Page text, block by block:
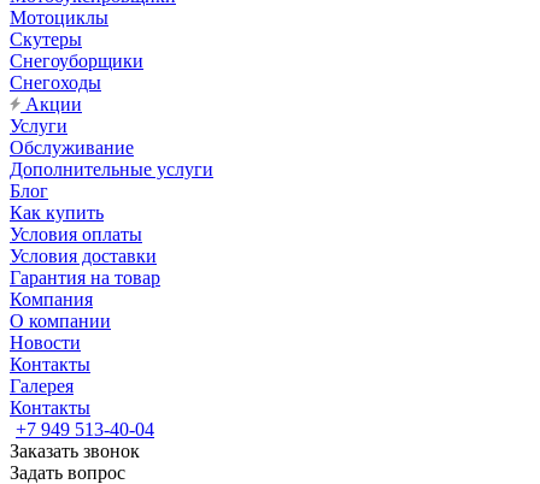
Мотоциклы
Скутеры
Снегоуборщики
Снегоходы
Акции
Услуги
Обслуживание
Дополнительные услуги
Блог
Как купить
Условия оплаты
Условия доставки
Гарантия на товар
Компания
О компании
Новости
Контакты
Галерея
Контакты
+7 949 513-40-04
Заказать звонок
Задать вопрос